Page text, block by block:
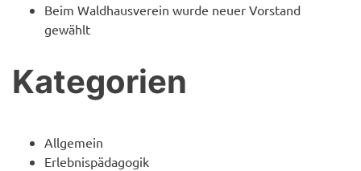
Beim Waldhausverein wurde neuer Vorstand
gewählt
Kategorien
Allgemein
Erlebnispädagogik